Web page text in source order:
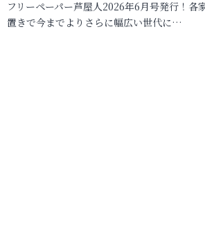
フリーペーパー芦屋人2026年6月号発行！各
置きで今までよりさらに幅広い世代に…